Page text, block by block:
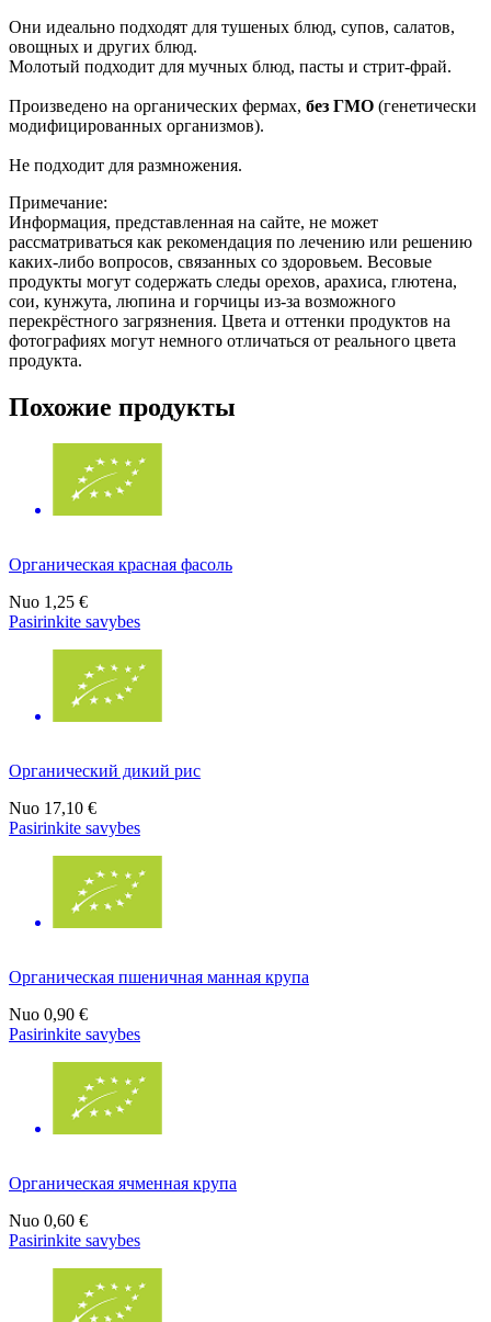
Они идеально подходят для тушеных блюд, супов, салатов,
овощных и других блюд.
Молотый подходит для мучных блюд, пасты и стрит-фрай.
Произведено на органических фермах, без ГМО (генетически
модифицированных организмов).
Не подходит для размножения.
Примечание:
Информация, представленная на сайте, не может
рассматриваться как рекомендация по лечению или решению
каких-либо вопросов, связанных со здоровьем. Весовые
продукты могут содержать следы орехов, арахиса, глютена,
сои, кунжута, люпина и горчицы из-за возможного
перекрёстного загрязнения. Цвета и оттенки продуктов на
фотографиях могут немного отличаться от реального цвета
продукта.
Похожие продукты
Органическая красная фасоль
Nuo 1,25 €
Pasirinkite savybes
Органический дикий рис
Nuo 17,10 €
Pasirinkite savybes
Органическая пшеничная манная крупа
Nuo 0,90 €
Pasirinkite savybes
Органическая ячменная крупа
Nuo 0,60 €
Pasirinkite savybes